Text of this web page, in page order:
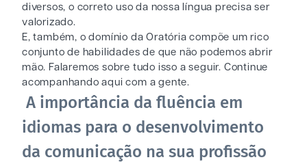
diversos, o correto uso da nossa língua precisa ser
valorizado.
E, também, o domínio da Oratória compõe um rico
conjunto de habilidades de que não podemos abrir
mão. Falaremos sobre tudo isso a seguir. Continue
acompanhando aqui com a gente.
A importância da fluência em
idiomas para o desenvolvimento
da comunicação na sua profissão